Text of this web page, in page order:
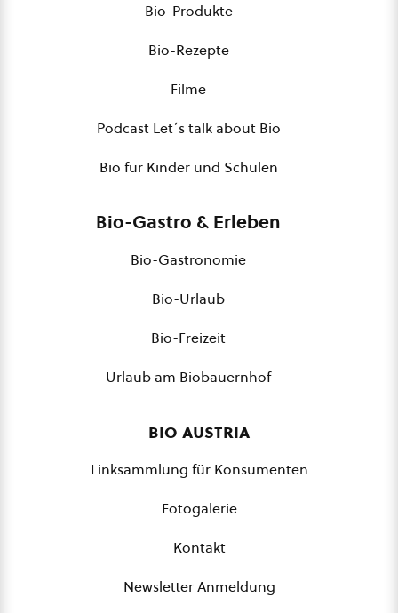
Bio-Produkte
Bio-Rezepte
Filme
Podcast Let´s talk about Bio
Bio für Kinder und Schulen
Bio-Gastro & Erleben
Bio-Gastronomie
Bio-Urlaub
Bio-Freizeit
Urlaub am Biobauernhof
bio austria
Linksammlung für Konsumenten
Fotogalerie
Kontakt
Newsletter Anmeldung